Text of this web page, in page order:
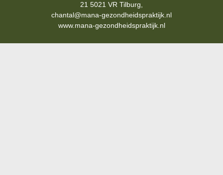
21 5021 VR Tilburg,
chantal@mana-gezondheidspraktijk.nl
www.mana-gezondheidspraktijk.nl